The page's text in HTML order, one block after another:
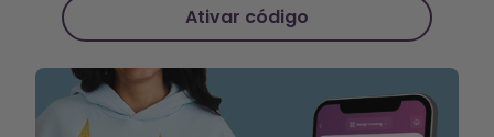
Ativar código